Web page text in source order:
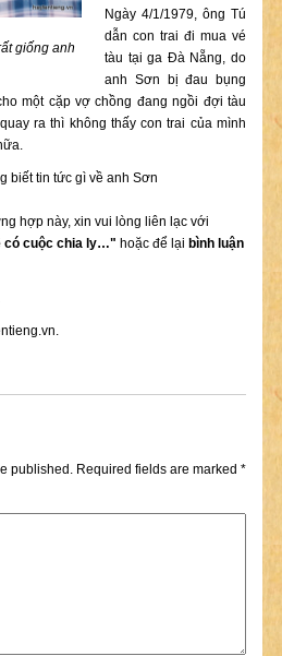
giống anh
Ngày 4/1/1979, ông Tú
dẫn con trai đi mua vé
tàu tại ga Đà Nẵng, do
anh Sơn bị đau bụng
một cặp vợ chồng đang ngồi đợi tàu
ra thì không thấy con trai của mình
biết tin tức gì về anh Sơn
hợp này, xin vui lòng liên lạc với
có cuộc chia ly…" hoặc để lại bình luận
.
published.Required fields are marked *